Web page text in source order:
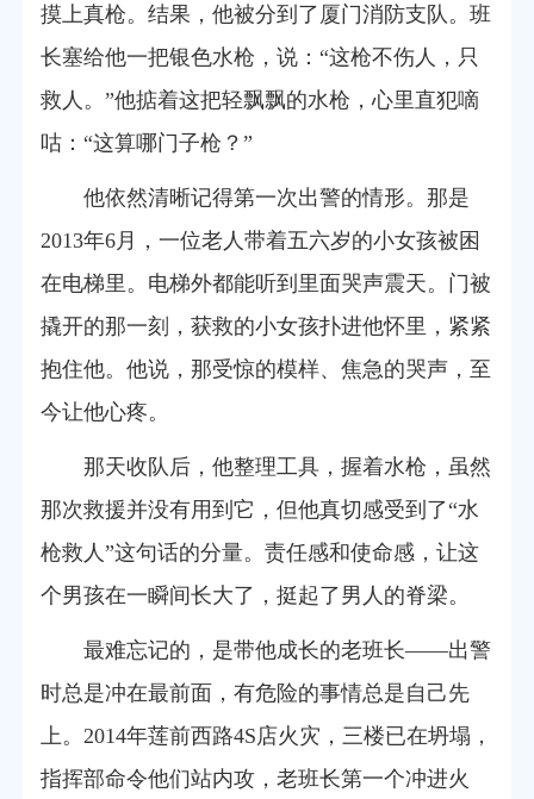
摸上真枪。结果，他被分到了厦门消防支队。班
长塞给他一把银色水枪，说：“这枪不伤人，只
救人。”他掂着这把轻飘飘的水枪，心里直犯嘀
咕：“这算哪门子枪？”
他依然清晰记得第一次出警的情形。那是
2013年6月，一位老人带着五六岁的小女孩被困
在电梯里。电梯外都能听到里面哭声震天。门被
撬开的那一刻，获救的小女孩扑进他怀里，紧紧
抱住他。他说，那受惊的模样、焦急的哭声，至
今让他心疼。
那天收队后，他整理工具，握着水枪，虽然
那次救援并没有用到它，但他真切感受到了“水
枪救人”这句话的分量。责任感和使命感，让这
个男孩在一瞬间长大了，挺起了男人的脊梁。
最难忘记的，是带他成长的老班长——出警
时总是冲在最前面，有危险的事情总是自己先
上。2014年莲前西路4S店火灾，三楼已在坍塌，
指挥部命令他们站内攻，老班长第一个冲进火